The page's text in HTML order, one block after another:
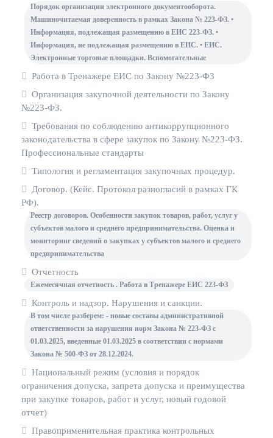
Порядок организации электронного документооборота.
Машиночитаемая доверенность в рамках Закона № 223-ФЗ. •
Информация, подлежащая размещению в ЕИС 223-ФЗ. •
Информация, не подлежащая размещению в ЕИС. • ЕИС.
Электронные торговые площадки. Вспомогательные
Работа в Тренажере ЕИС по Закону №223-ФЗ
Организация закупочной деятельности по Закону
№223-ФЗ.
Требования по соблюдению антикоррупционного
законодательства в сфере закупок по Закону №223-ФЗ.
Профессиональные стандарты
Типология и регламентация закупочных процедур.
Договор. (Кейс. Протокол разногласий в рамках ГК
РФ).
Реестр договоров. Особенности закупок товаров, работ, услуг у
субъектов малого и среднего предпринимательства. Оценка и
мониторинг сведений о закупках у субъектов малого и среднего
предпринимательства
Отчетность
Ежемесячная отчетность . Работа в Тренажере ЕИС 223-ФЗ
Контроль и надзор. Нарушения и санкции.
В том числе разберем: - новые составы административной
ответственности за нарушения норм Закона № 223-ФЗ с
01.03.2025, введенные 01.03.2025 в соответствии с нормами
Закона № 500-ФЗ от 28.12.2024.
Национальный режим (условия и порядок
ограничения допуска, запрета допуска и преимущества
при закупке товаров, работ и услуг, новый годовой
отчет)
Правоприменительная практика контрольных